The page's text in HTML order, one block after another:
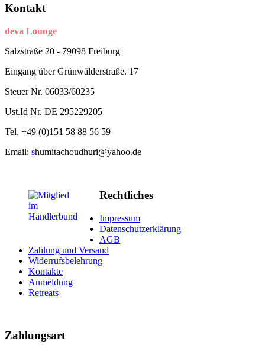
Kontakt
deva Lounge
Salzstraße 20 - 79098 Freiburg
Eingang über Grünwälderstraße. 17
Steuer Nr. 06033/60235
Ust.Id Nr. DE 295229205
Tel. +49 (0)151 58 88 56 59
Email: shumitachoudhuri@yahoo.de
Rechtliches
Impressum
Datenschutzerklärung
AGB
Zahlung und Versand
Widerrufsbelehrung
Kontakte
Anmeldung
Retreats
Zahlungsart